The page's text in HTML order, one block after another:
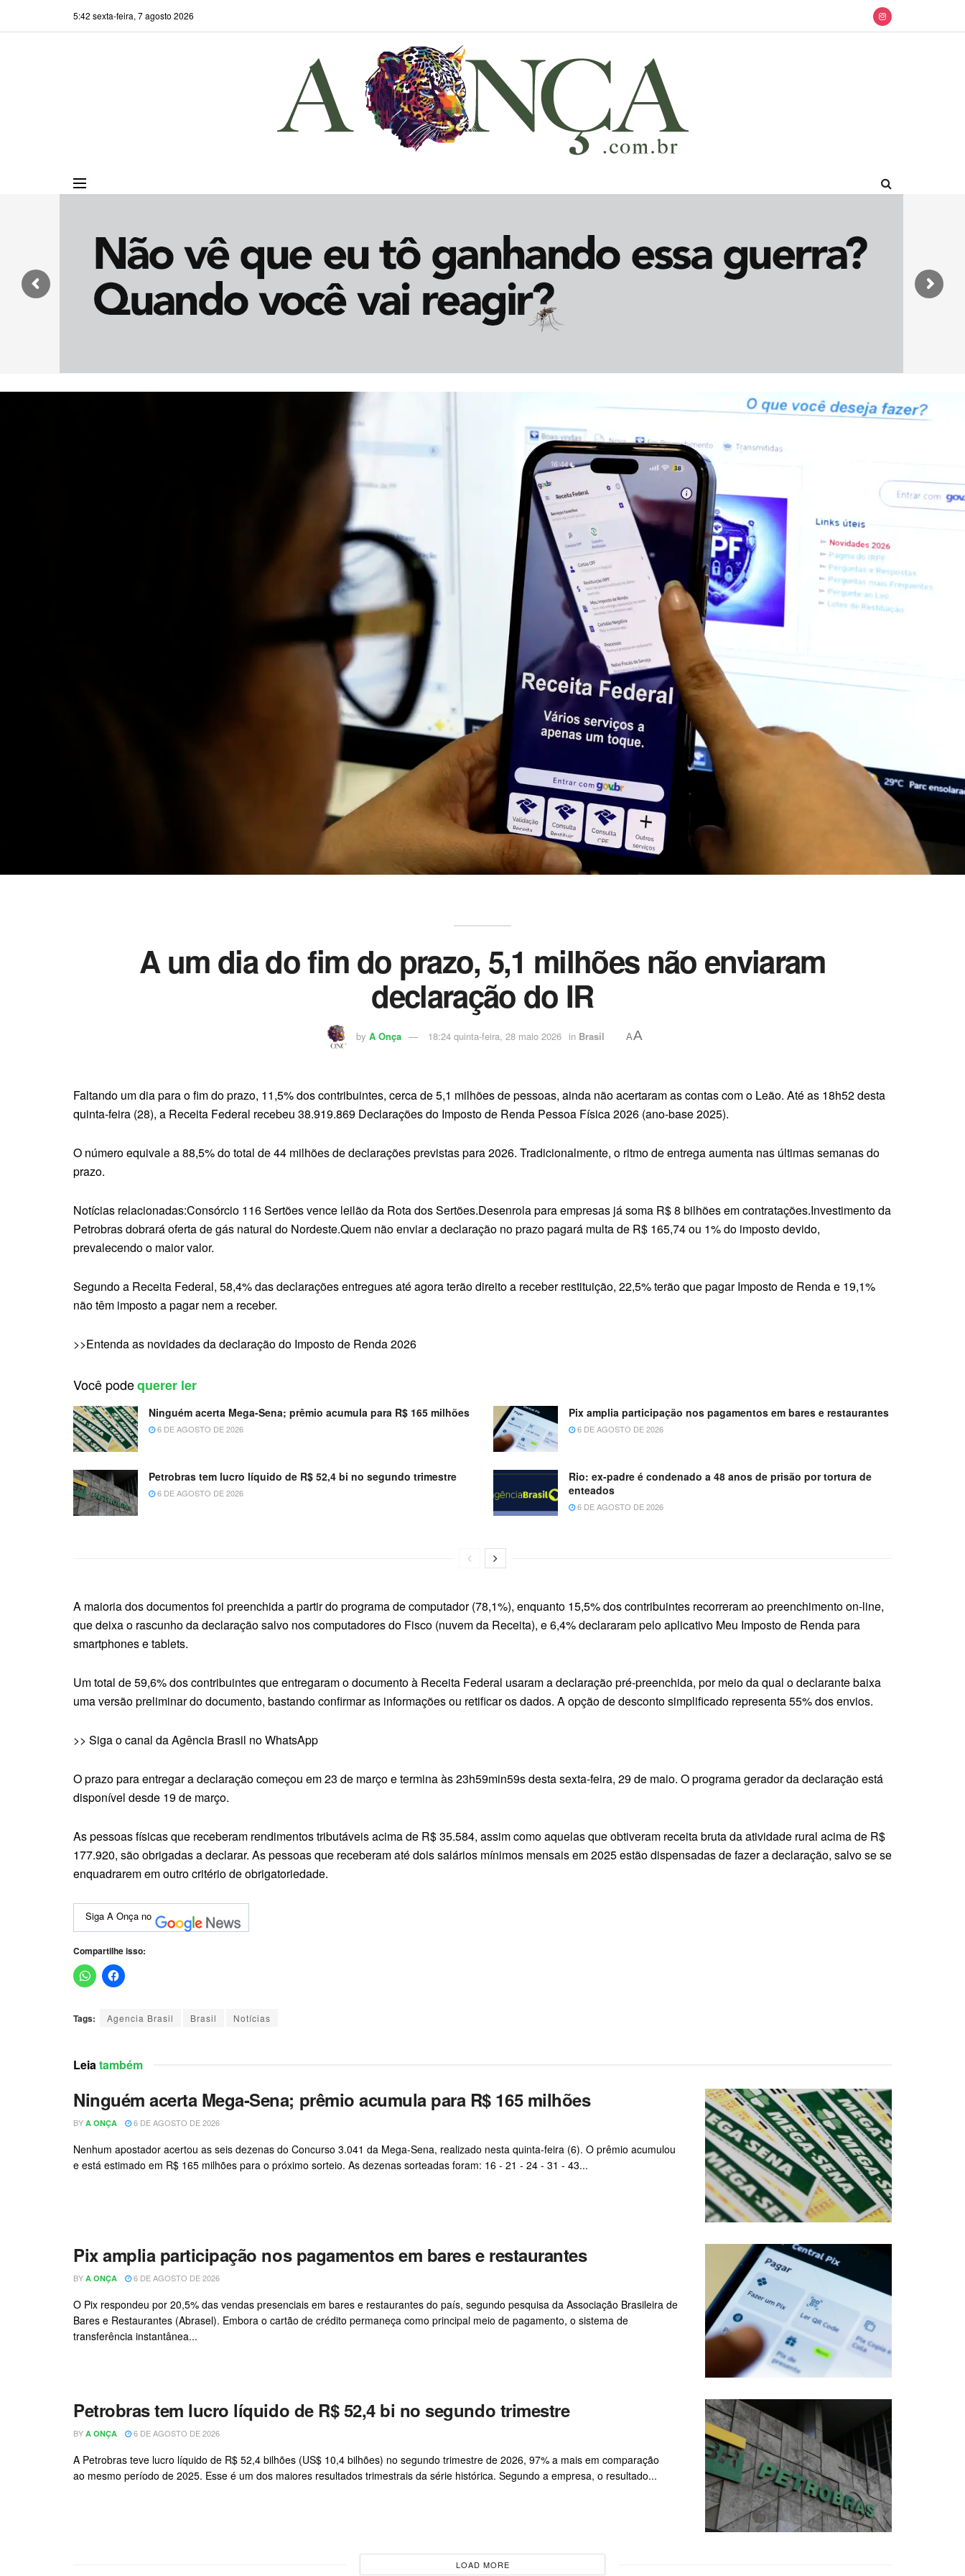
5:42 sexta-feira, 7 agosto 2026
A um dia do fim do prazo, 5,1 milhões não enviaram
declaração do IR
by A Onça 18:24 quinta-feira, 28 maio 2026 in Brasil AA
Faltando um dia para o fim do prazo, 11,5% dos contribuintes, cerca de 5,1 milhões de pessoas, ainda não acertaram as contas com o Leão. Até as 18h52 desta
quinta-feira (28), a Receita Federal recebeu 38.919.869 Declarações do Imposto de Renda Pessoa Física 2026 (ano-base 2025).
O número equivale a 88,5% do total de 44 milhões de declarações previstas para 2026. Tradicionalmente, o ritmo de entrega aumenta nas últimas semanas do
prazo.
Notícias relacionadas:Consórcio 116 Sertões vence leilão da Rota dos Sertões.Desenrola para empresas já soma R$ 8 bilhões em contratações.Investimento da
Petrobras dobrará oferta de gás natural do Nordeste.Quem não enviar a declaração no prazo pagará multa de R$ 165,74 ou 1% do imposto devido,
prevalecendo o maior valor.
Segundo a Receita Federal, 58,4% das declarações entregues até agora terão direito a receber restituição, 22,5% terão que pagar Imposto de Renda e 19,1%
não têm imposto a pagar nem a receber.
>>Entenda as novidades da declaração do Imposto de Renda 2026
Você podequerer ler
Ninguém acerta Mega-Sena; prêmio acumula para R$ 165 milhões
6 DE AGOSTO DE 2026
Pix amplia participação nos pagamentos em bares e restaurantes
6 DE AGOSTO DE 2026
Petrobras tem lucro líquido de R$ 52,4 bi no segundo trimestre
6 DE AGOSTO DE 2026
Rio: ex-padre é condenado a 48 anos de prisão por tortura de
enteados
6 DE AGOSTO DE 2026
A maioria dos documentos foi preenchida a partir do programa de computador (78,1%), enquanto 15,5% dos contribuintes recorreram ao preenchimento on-line,
que deixa o rascunho da declaração salvo nos computadores do Fisco (nuvem da Receita), e 6,4% declararam pelo aplicativo Meu Imposto de Renda para
smartphones e tablets.
Um total de 59,6% dos contribuintes que entregaram o documento à Receita Federal usaram a declaração pré-preenchida, por meio da qual o declarante baixa
uma versão preliminar do documento, bastando confirmar as informações ou retificar os dados. A opção de desconto simplificado representa 55% dos envios.
>> Siga o canal da Agência Brasil no WhatsApp
O prazo para entregar a declaração começou em 23 de março e termina às 23h59min59s desta sexta-feira, 29 de maio. O programa gerador da declaração está
disponível desde 19 de março.
As pessoas físicas que receberam rendimentos tributáveis acima de R$ 35.584, assim como aquelas que obtiveram receita bruta da atividade rural acima de R$
177.920, são obrigadas a declarar. As pessoas que receberam até dois salários mínimos mensais em 2025 estão dispensadas de fazer a declaração, salvo se se
enquadrarem em outro critério de obrigatoriedade.
Siga A Onça no
Compartilhe isso:
Tags: Agencia Brasil Brasil Notícias
Leiatambém
Ninguém acerta Mega-Sena; prêmio acumula para R$ 165 milhões
BY A ONÇA 6 DE AGOSTO DE 2026
Nenhum apostador acertou as seis dezenas do Concurso 3.041 da Mega-Sena, realizado nesta quinta-feira (6). O prêmio acumulou
e está estimado em R$ 165 milhões para o próximo sorteio. As dezenas sorteadas foram: 16 - 21 - 24 - 31 - 43...
Pix amplia participação nos pagamentos em bares e restaurantes
BY A ONÇA 6 DE AGOSTO DE 2026
O Pix respondeu por 20,5% das vendas presenciais em bares e restaurantes do país, segundo pesquisa da Associação Brasileira de
Bares e Restaurantes (Abrasel). Embora o cartão de crédito permaneça como principal meio de pagamento, o sistema de
transferência instantânea...
Petrobras tem lucro líquido de R$ 52,4 bi no segundo trimestre
BY A ONÇA 6 DE AGOSTO DE 2026
A Petrobras teve lucro líquido de R$ 52,4 bilhões (US$ 10,4 bilhões) no segundo trimestre de 2026, 97% a mais em comparação
ao mesmo período de 2025. Esse é um dos maiores resultados trimestrais da série histórica. Segundo a empresa, o resultado...
LOAD MORE